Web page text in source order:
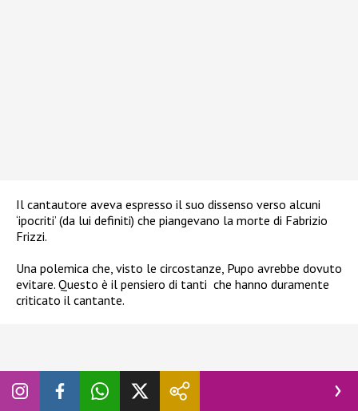
Il cantautore aveva espresso il suo dissenso verso alcuni
‘ipocriti’ (da lui definiti) che piangevano la morte di Fabrizio
Frizzi.
Una polemica che, visto le circostanze, Pupo avrebbe dovuto
evitare. Questo è il pensiero di tanti che hanno duramente
criticato il cantante.